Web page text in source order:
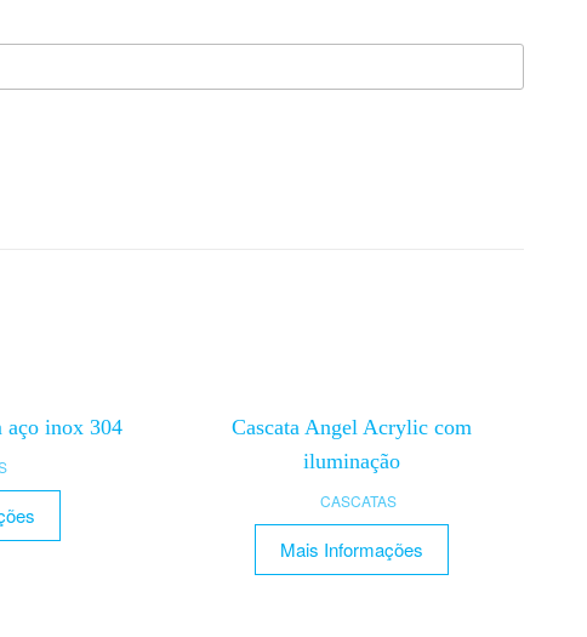
aço inox 304
Cascata Angel Acrylic com
iluminação
CASCATAS
Mais Informações